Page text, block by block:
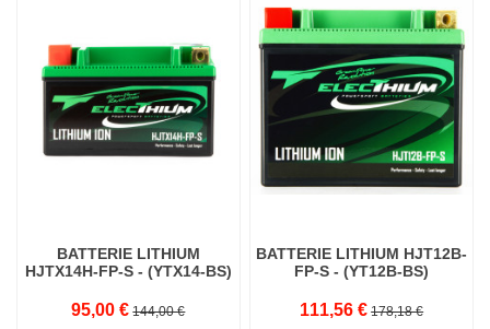
BATTERIE LITHIUM
HJTX14H-FP-S - (YTX14-BS)
95,00 € 144,00 €
BATTERIE LITHIUM HJT12B-
FP-S - (YT12B-BS)
111,56 € 178,18 €